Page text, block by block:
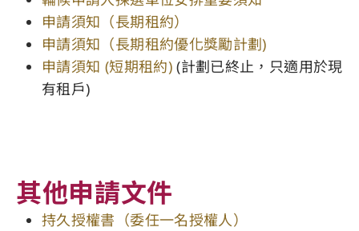
申請須知（長期租約）
申請須知（長期租約優化獎勵計劃)
申請須知 (短期租約)(計劃已終止，只適用於現
有租戶)
其他申請文件
持久授權書（委任一名授權人）